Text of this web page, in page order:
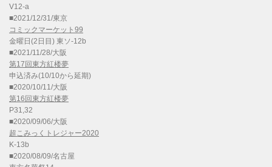
V12-a
■2021/12/31/東京
コミックマーケット99
金曜日(2日目) 東ソ-12b
■2021/11/28/大阪
第17回東方紅楼夢
申込済み(10/10から延期)
■2020/10/11/大阪
第16回東方紅楼夢
P31,32
■2020/09/06/大阪
超こみっくトレジャー2020
K-13b
■2020/08/09/名古屋